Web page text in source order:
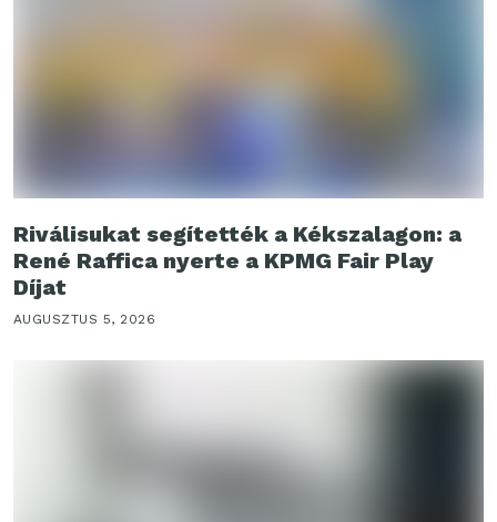
Riválisukat segítették a Kékszalagon: a
René Raffica nyerte a KPMG Fair Play
Díjat
AUGUSZTUS 5, 2026